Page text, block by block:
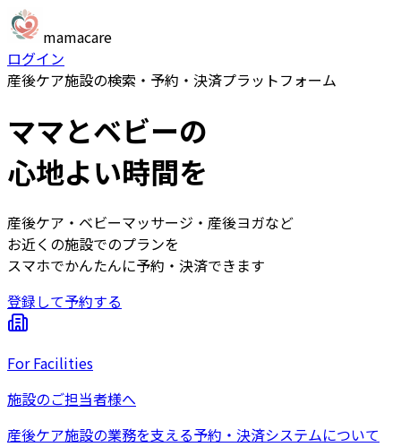
mamacare
ログイン
産後ケア施設の検索・予約・決済プラットフォーム
ママとベビーの
心地よい時間を
産後ケア・ベビーマッサージ・産後ヨガなど
お近くの施設でのプランを
スマホでかんたんに予約・決済できます
登録して予約する
For Facilities
施設のご担当者様へ
産後ケア施設の業務を支える予約・決済システムについて